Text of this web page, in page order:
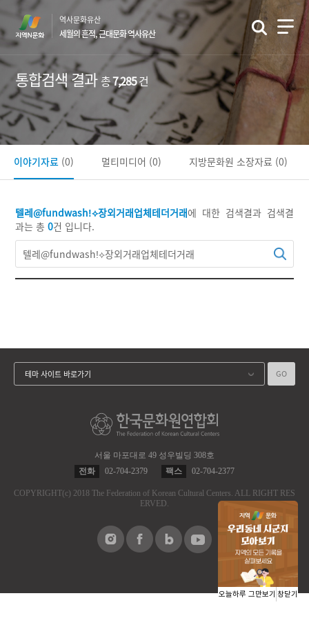
문
바
로
기
역사문화유산
세월의 흔적, 근대문화 역사유산
통합검색 결과총7,285건
텔레@fundwashǃ⟡장외거래업체테더거래에 대한 검색결과 검색결
과는 총0건 입니다.
이야기자료 (0) 멀티미디어 (0) 지방문화원 소장자료 (0)
서울 마포대로 49 성우빌딩 308호
전화
02-704-2379 팩스 02-704-2377
COPYRIGHT(c) 2018 The Federation of Korean Cultural Centers. ALL RIGHT RES
ERVED.
테마 사이트 바로가기 GO
오늘하루 그만보기 창닫기